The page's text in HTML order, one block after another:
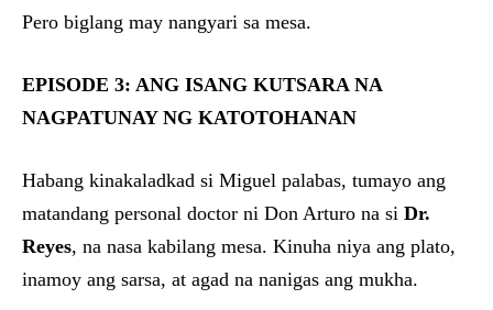
Pero biglang may nangyari sa mesa.
EPISODE 3: ANG ISANG KUTSARA NA
NAGPATUNAY NG KATOTOHANAN
Habang kinakaladkad si Miguel palabas, tumayo ang
matandang personal doctor ni Don Arturo na si Dr.
Reyes, na nasa kabilang mesa. Kinuha niya ang plato,
inamoy ang sarsa, at agad na nanigas ang mukha.